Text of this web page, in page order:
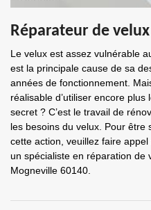
Réparateur de
Le velux est assez vulnérable
est la principale cause de sa
années de fonctionnement.
réalisable d’utiliser encore
secret ? C’est le travail de
les besoins du velux. Pour
cette action, veuillez faire
un spécialiste en réparation de
Mogneville 60140.